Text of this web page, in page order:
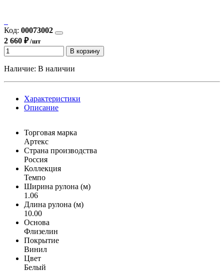
Код: 00073002
2 660 ₽/шт
В корзину
Наличие: В наличии
Характеристики
Описание
Торговая марка
Артекс
Страна производства
Россия
Коллекция
Темпо
Ширина рулона (м)
1.06
Длина рулона (м)
10.00
Основа
Флизелин
Покрытие
Винил
Цвет
Белый